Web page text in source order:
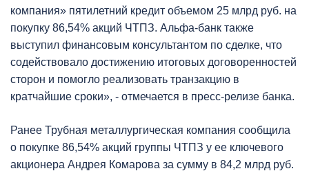
компания» пятилетний кредит объемом 25 млрд руб. на
покупку 86,54% акций ЧТПЗ. Альфа-банк также
выступил финансовым консультантом по сделке, что
содействовало достижению итоговых договоренностей
сторон и помогло реализовать транзакцию в
кратчайшие сроки», - отмечается в пресс-релизе банка.
Ранее Трубная металлургическая компания сообщила
о покупке 86,54% акций группы ЧТПЗ у ее ключевого
акционера Андрея Комарова за сумму в 84,2 млрд руб.